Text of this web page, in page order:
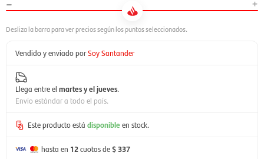
Vendido y enviado porSoy Santander
Llega entre el martes y el jueves.
Envío estándar a todo el país.
Este producto está disponible en stock.
hasta en 12cuotas de$ 337